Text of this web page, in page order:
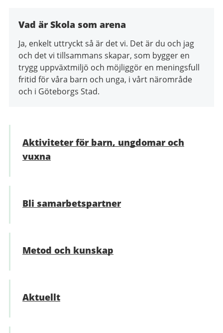
Vad är Skola som arena
Ja, enkelt uttryckt så är det vi. Det är du och jag
och det vi tillsammans skapar, som bygger en
trygg uppväxtmiljö och möjliggör en meningsfull
fritid för våra barn och unga, i vårt närområde
och i Göteborgs Stad.
Aktiviteter för barn, ungdomar och
vuxna
Bli samarbetspartner
Metod och kunskap
Aktuellt